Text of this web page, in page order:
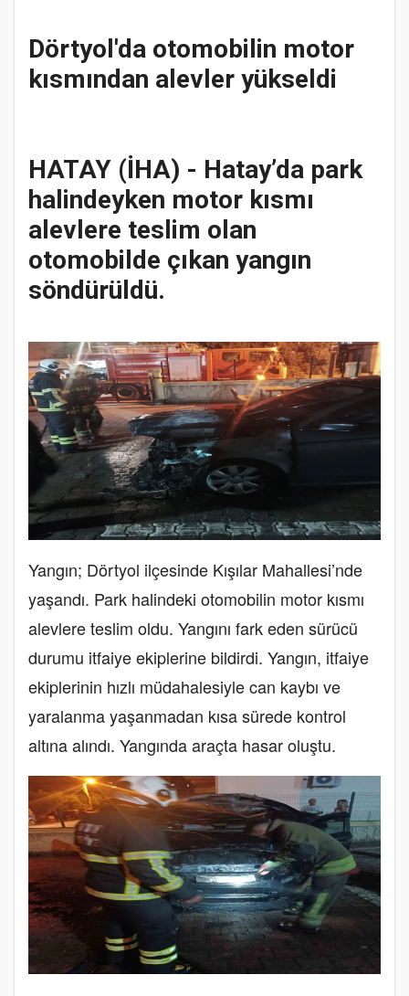
Dörtyol'da otomobilin motor
kısmından alevler yükseldi
HATAY (İHA) - Hatay’da park
halindeyken motor kısmı
alevlere teslim olan
otomobilde çıkan yangın
söndürüldü.
Yangın; Dörtyol ilçesinde Kışılar Mahallesi’nde
yaşandı. Park halindeki otomobilin motor kısmı
alevlere teslim oldu. Yangını fark eden sürücü
durumu itfaiye ekiplerine bildirdi. Yangın, itfaiye
ekiplerinin hızlı müdahalesiyle can kaybı ve
yaralanma yaşanmadan kısa sürede kontrol
altına alındı. Yangında araçta hasar oluştu.